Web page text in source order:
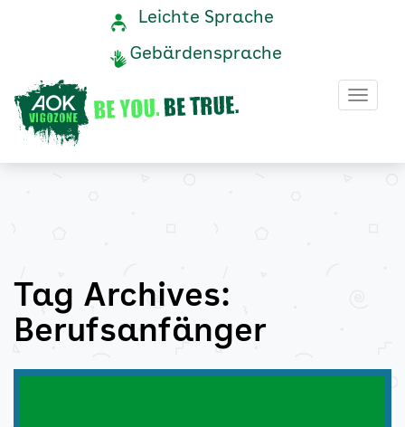
Berufsanfänger
Archive
AOK
Vigozone
Navigation
Service-
Leichte Sprache
Gebärdensprache
Tag Archives:
Berufsanfänger